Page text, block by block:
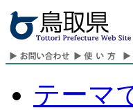
テーマ